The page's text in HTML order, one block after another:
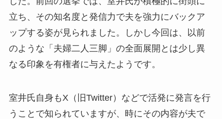
立ち、その知名度と発信力で夫を強力にバックア
ップする姿が見られました。しかし今回は、以前
のような「夫婦二人三脚」の全面展開とは少し異
なる印象を有権者に与えたようです。
室井氏自身もX（旧Twitter）などで活発に発言を行
うことで知られていますが、時にその内容が夫で